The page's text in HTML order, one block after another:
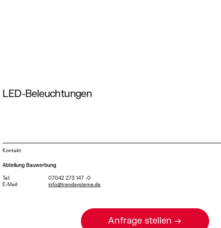
Abteilung Bauwerbung
Tel:
E-Mail:
Kontakt
07042 273 147 -0
info@trendsysteme.de
Anfrage stellen →
LED-Beleuchtungen